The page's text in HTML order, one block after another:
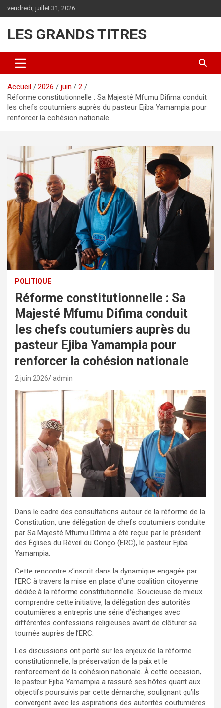
au
vendredi, juillet 31, 2026
LES GRANDS TITRES
Accueil 2026 juin
2
Réforme constitutionnelle : Sa Majesté Mfumu Difima conduit
les chefs coutumiers auprès du pasteur Ejiba Yamampia pour
renforcer la cohésion nationale
POLITIQUE
Réforme constitutionnelle : Sa
Majesté Mfumu Difima conduit
les chefs coutumiers auprès du
pasteur Ejiba Yamampia pour
renforcer la cohésion nationale
2 juin 2026 admin
Dans le cadre des consultations autour de la réforme de la
Constitution, une délégation de chefs coutumiers conduite
par Sa Majesté Mfumu Difima a été reçue par le président
des Églises du Réveil du Congo (ERC), le pasteur Ejiba
Yamampia.
Cette rencontre s’inscrit dans la dynamique engagée par
l’ERC à travers la mise en place d’une coalition citoyenne
dédiée à la réforme constitutionnelle. Soucieuse de mieux
comprendre cette initiative, la délégation des autorités
coutumières a entrepris une série d’échanges avec
différentes confessions religieuses avant de clôturer sa
tournée auprès de l’ERC.
Les discussions ont porté sur les enjeux de la réforme
constitutionnelle, la préservation de la paix et le
renforcement de la cohésion nationale. À cette occasion,
le pasteur Ejiba Yamampia a rassuré ses hôtes quant aux
objectifs poursuivis par cette démarche, soulignant qu’ils
convergent avec les aspirations des autorités coutumières